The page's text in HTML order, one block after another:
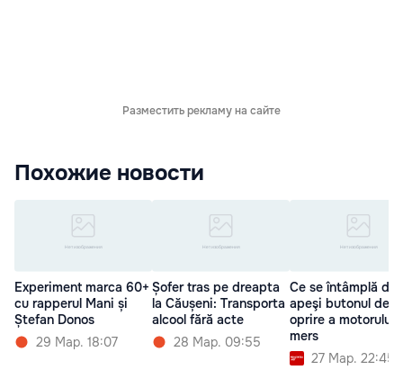
Разместить рекламу на сайте
Похожие новости
Experiment marca 60+
cu rapperul Mani și
Ștefan Donos
29 Мар. 18:07
Șofer tras pe dreapta
la Căușeni: Transporta
alcool fără acte
28 Мар. 09:55
Ce se întâmplă
apeşi butonul de
oprire a motorului
mers
27 Мар. 22:45